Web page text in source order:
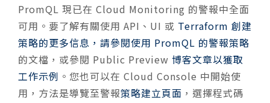
PromQL 現已在 Cloud Monitoring 的警報中全面
可用。要了解有關使用 API、UI 或 Terraform 創建
策略的更多信息，請參閱使用 PromQL 的警報策略
的文檔，或參閱 Public Preview 博客文章以獲取
工作示例 。您也可以在 Cloud Console 中開始使
用，方法是導覽至警報策略建立頁面 ，選擇程式碼